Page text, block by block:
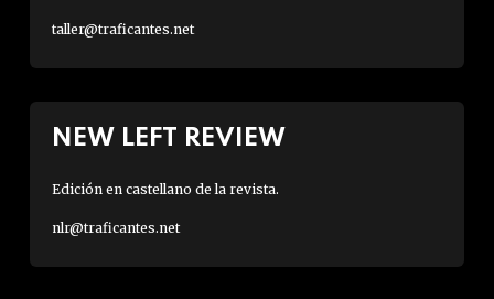
taller@traficantes.net
NEW LEFT REVIEW
Edición en castellano de la revista.
nlr@traficantes.net